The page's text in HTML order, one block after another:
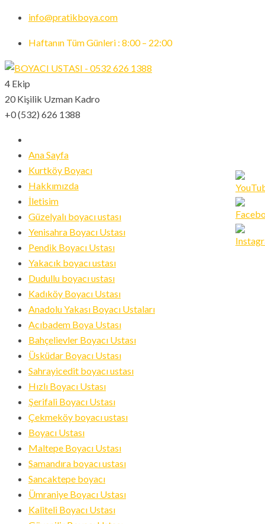
info@pratikboya.com
Haftanın Tüm Günleri : 8:00 – 22:00
4 Ekip
20 Kişilik Uzman Kadro
+0 (532) 626 1388
Ana Sayfa
Kurtköy Boyacı
Hakkımızda
İletisim
Güzelyalı boyacı ustası
Yenisahra Boyacı Ustası
Pendik Boyacı Ustası
Yakacık boyacı ustası
Dudullu boyacı ustası
Kadıköy Boyacı Ustası
Anadolu Yakası Boyacı Ustaları
Acıbadem Boya Ustası
Bahçelievler Boyacı Ustası
Üsküdar Boyacı Ustası
Sahrayicedit boyacı ustası
Hızlı Boyacı Ustası
Şerifali Boyacı Ustası
Çekmeköy boyacı ustası
Boyacı Ustası
Maltepe Boyacı Ustası
Samandıra boyacı ustası
Sancaktepe boyacı
Ümraniye Boyacı Ustası
Kaliteli Boyacı Ustası
Set